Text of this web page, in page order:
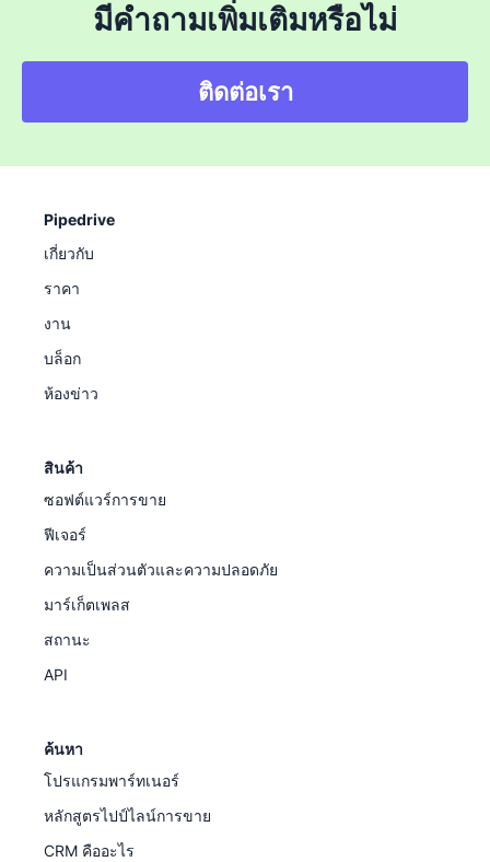
มีคำถามเพิ่มเติมหรือไม่
ติดต่อเรา
Pipedrive
เกี่ยวกับ
ราคา
งาน
บล็อก
ห้องข่าว
สินค้า
ซอฟต์แวร์การขาย
ฟีเจอร์
ความเป็นส่วนตัวและความปลอดภัย
มาร์เก็ตเพลส
สถานะ
API
ค้นหา
โปรแกรมพาร์ทเนอร์
หลักสูตรไปป์ไลน์การขาย
CRM คืออะไร